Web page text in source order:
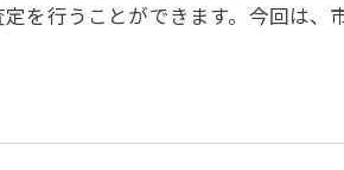
を行うことができます。今回は